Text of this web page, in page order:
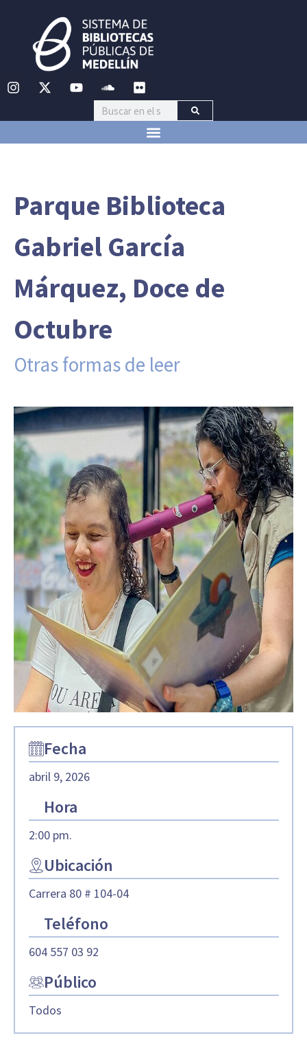
Parque Biblioteca
Gabriel García
Márquez, Doce de
Octubre
Otras formas de leer
Fecha
abril 9, 2026
Hora
2:00 pm.
Ubicación
Carrera 80 # 104-04
Teléfono
604 557 03 92
Público
Todos